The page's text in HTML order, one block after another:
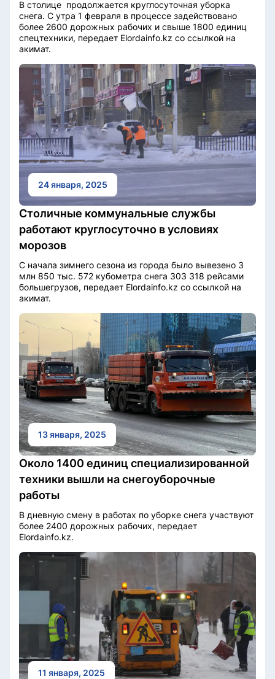
В столице продолжается круглосуточная уборка
снега. С утра 1 февраля в процессе задействовано
более 2600 дорожных рабочих и свыше 1800 единиц
спецтехники, передает Elordainfo.kz со ссылкой на
акимат.
24 января, 2025
Столичные коммунальные службы
работают круглосуточно в условиях
морозов
С начала зимнего сезона из города было вывезено 3
млн 850 тыс. 572 кубометра снега 303 318 рейсами
большегрузов, передает Elordainfo.kz со ссылкой на
акимат.
13 января, 2025
Около 1400 единиц специализированной
техники вышли на снегоуборочные
работы
В дневную смену в работах по уборке снега участвуют
более 2400 дорожных рабочих, передает
Elordainfo.kz.
11 января, 2025